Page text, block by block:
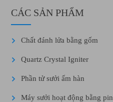
CÁC SẢN PHẨM
Chất đánh lửa bằng gốm
Quartz Crystal Igniter
Phần tử sưởi ấm hàn
Máy sưởi hoạt động bằng pin